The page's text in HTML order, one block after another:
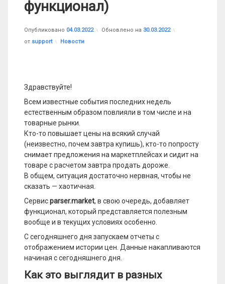
функционал)
Опубликовано 04.03.2022 Обновлено на 30.03.2022
от support Рубрики:
Новости
Здравствуйте!
Всем известные события последних недель
естественным образом повлияли в том числе и на
товарные рынки.
Кто-то повышает цены на всякий случай
(неизвестно, почем завтра купишь), кто-то попросту
снимает предложения на маркетплейсах и сидит на
товаре с расчетом завтра продать дороже.
В общем, ситуация достаточно нервная, чтобы не
сказать — хаотичная.
Сервисparser.market, в свою очередь, добавляет
функционал, который представляется полезным
вообще и в текущих условиях особенно.
С сегодняшнего дня запускаем отчеты с
отображением истории цен. Данные накапливаются
начиная с сегодняшнего дня.
Как это выглядит в разных